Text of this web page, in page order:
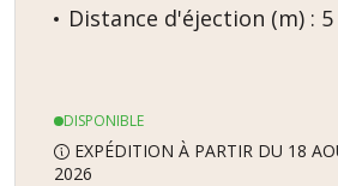
Distance d'éjection (m) : 5
DISPONIBLE
EXPÉDITION À PARTIR DU 18
2026